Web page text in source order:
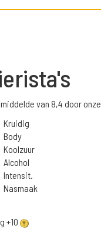
van 8,4 door onze
Kruidig
Body
Koolzuur
Alcohol
Intensit.
Nasmaak
+10